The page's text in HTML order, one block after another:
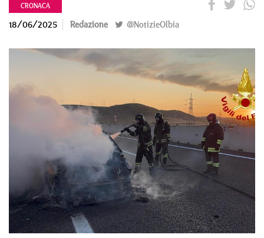
CRONACA
18/06/2025 Redazione @NotizieOlbia